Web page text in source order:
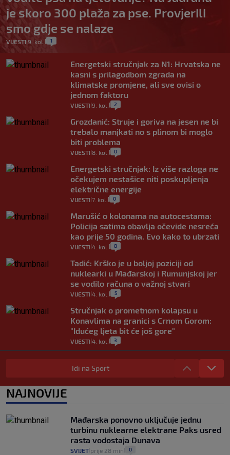
je skoro 300 plaža za pse. Provjerili
smo gdje se nalaze
VIJESTI 9. kol. 1
Energetski stručnjak za N1: Hrvatska ne
kasni s prilagodbom zgrada na
klimatske promjene, ali sve ovisi o
jednom faktoru
VIJESTI 9. kol. 2
Grozdanić: Struje i goriva na jesen ne bi
trebalo manjkati no s plinom bi moglo
biti problema
VIJESTI 8. kol. 0
Energetski stručnjak: Iz više razloga ne
očekujem nestašice niti poskupljenja
električne energije
VIJESTI 7. kol. 0
Marušić o kolonama na autocestama:
Policija satima obavlja očevide nesreća
kao prije 50 godina. Evo kako to ubrzati
VIJESTI 4. kol. 8
Tadić: Krško je u boljoj poziciji od
nuklearki u Mađarskoj i Rumunjskoj jer
se vodilo računa o važnoj stvari
VIJESTI 4. kol. 5
Stručnjak o prometnom kolapsu u
Konavlima na granici s Crnom Gorom:
"Idućeg ljeta bit će još gore"
VIJESTI 4. kol. 3
Iz Hrvatske u Italiju može se i preko
mora. Provjerili smo brodske linije i
2
rajčica košta deset eura: "Nećete ih
vidjeti na akcijama u trgovinama"
8
Idi na Sport
NAJNOVIJE
Mađarska ponovno uključuje jednu
turbinu nuklearne elektrane Paks usred
rasta vodostaja Dunava
SVIJET prije 28 min 0